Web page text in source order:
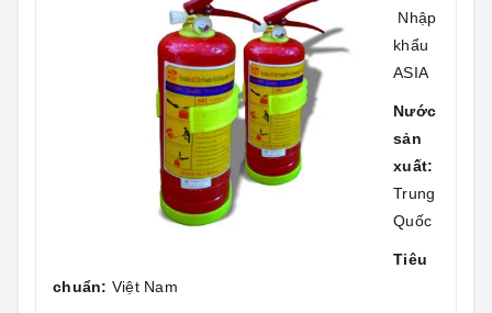
Nhập
khẩu
ASIA
Nước
sản
xuất:
Trung
Quốc
Tiêu
chuẩn: Việt Nam